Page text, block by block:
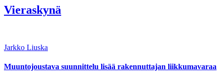
Vieraskynä
Jarkko Liuska
Muuntojoustava suunnittelu lisää rakennuttajan liikkumavaraa